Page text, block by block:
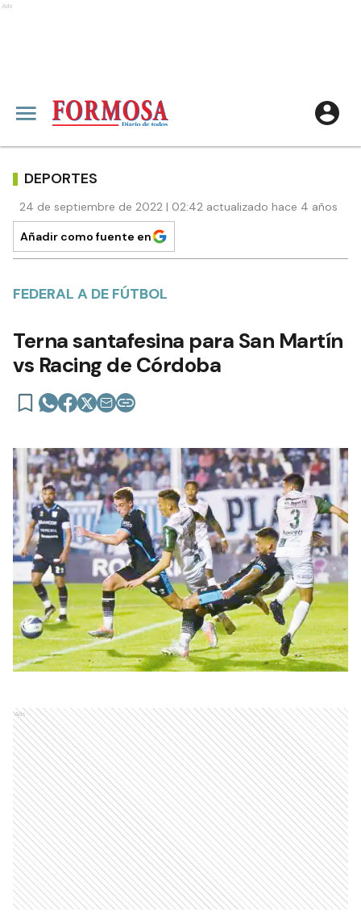
Ads
DEPORTES
24 de septiembre de 2022 | 02:42 actualizado hace 4 años
Añadir como fuente en
FEDERAL A DE FÚTBOL
Terna santafesina para San Martín
vs Racing de Córdoba
Ads